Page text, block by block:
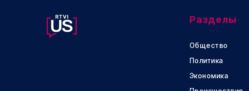
Разделы
Общество
Политика
Экономика